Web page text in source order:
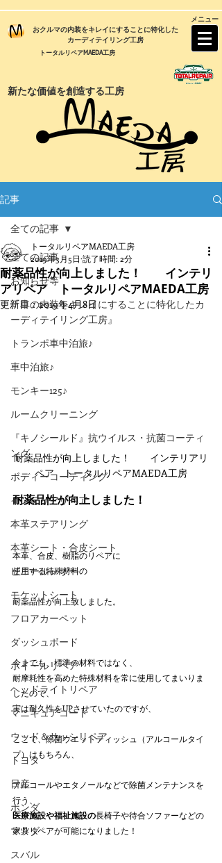
メニュー
おクルマの内装をキレイにすることに特化した
カーディテイリング工房
トータルリペアMAEDA工房
新たな価値を創造する工房
記事
全ての記事
お知らせ等
『車の内装をキレイにすることに特化したカ
ーディテイリング工房』
トランポ車中泊旅♪
車中泊旅♪
モンキー125♪
ルームクリーニング
『キノシールド』抗ウイルス・抗菌コーティ
ング
ボディーコーティング
インテリアリペア
本革ステアリング
本革シート・合皮シート
ビニールレザー
モケットシート
フロアカーペット
ダッシュボード
ホイールリペア
ヘッドライトリペア
マニキュアコート
ウッド＆サッシリペア
トヨタ
日産
ホンダ
マツダ
スバル
全ての記事
耐薬品性が向上しました！ インテリ
アリペア トータルリペアMAEDA工房
トータルリペアMAEDA工房
2019年3月5日 読了時間: 2分
更新日：2019年4月8日
耐薬品性が向上しました！　　インテリアリ
ペア　トータルリペアMAEDA工房
耐薬品性が向上しました！
本革、合皮、樹脂のリペアに
使用する特殊材料の
耐薬品性が向上致しました。
今までも、標準の材料ではなく、
耐摩耗性を高めた特殊材料を常に使用してまいりま
したので、
実は耐久性をUPさせていたのですが、
ここで、除菌ウエットティッシュ（アルコールタイ
プ）はもちろん、
アルコールやエタノールなどで除菌メンテナンスを
行う、
医療施設や福祉施設の長椅子や待合ソファーなどの
家具リペアが可能になりました！